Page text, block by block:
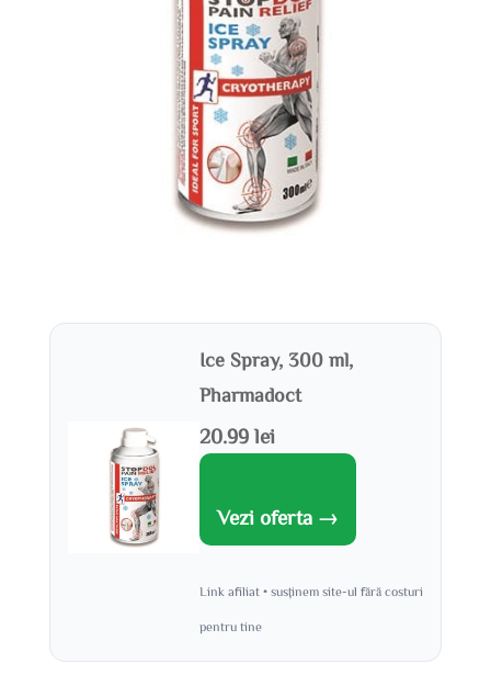
Ice Spray, 300 ml,
Pharmadoct
20.99 lei
Vezi oferta →
Link afiliat • susținem site-ul fără costuri
pentru tine